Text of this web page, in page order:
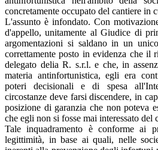
concretamente occupato del cantiere in
L'assunto è infondato. Con
d'appello, unitamente al Giudice di
argomentazioni si saldano in un
correttamente posto in evidenza che il
delegato delia R. s.r.l. e che, in
materia antinfortunistica, egli era
poteri decisionali e di spesa
circostanze deve farsi discendere, in
posizione di garanzia che non poteva
che egli non si fosse mai interessato
Tale inquadramento è conforme ai
legittimità, in base ai quali, nelle